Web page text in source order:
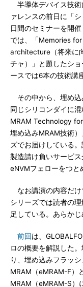
半導体デバイス技術
ァレンスの前日に「
日間のセミナーを開
では、「Memories
architecture（将来に
チャ）」と題したシ
ースでは6本の技術講
その中から、埋め込
同じシリコンダイに
MRAM Technology
埋め込みMRAM技術
ズでお届けしている
製造請け負いサービ
eNVMフェローをつと
なお講演の内容だけ
シリーズでは読者の
足している。あらかじ
前回は、
ロの概要を解説した
り、埋め込みフラッ
MRAM（eMRAM-F）
MRAM（eMRAM-S）